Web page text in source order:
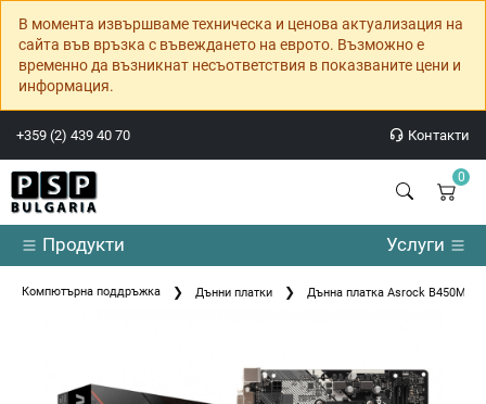
В момента извършваме техническа и ценова актуализация на
сайта във връзка с въвеждането на еврото. Възможно е
временно да възникнат несъответствия в показваните цени и
информация.
+359 (2) 439 40 70 Контакти
0
Продукти Услуги
Компютърна поддръжка Дънни платки Дънна платка Asrock B450M-